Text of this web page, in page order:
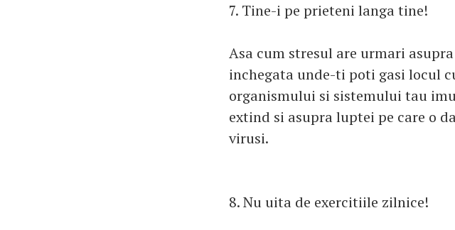
7. Tine-i pe prieteni langa tine!
Asa cum stresul are urmari
inchegata unde-ti poti gasi locul
organismului si sistemului tau
extind si asupra luptei pe care o
virusi.
8. Nu uita de exercitiile zilnice!